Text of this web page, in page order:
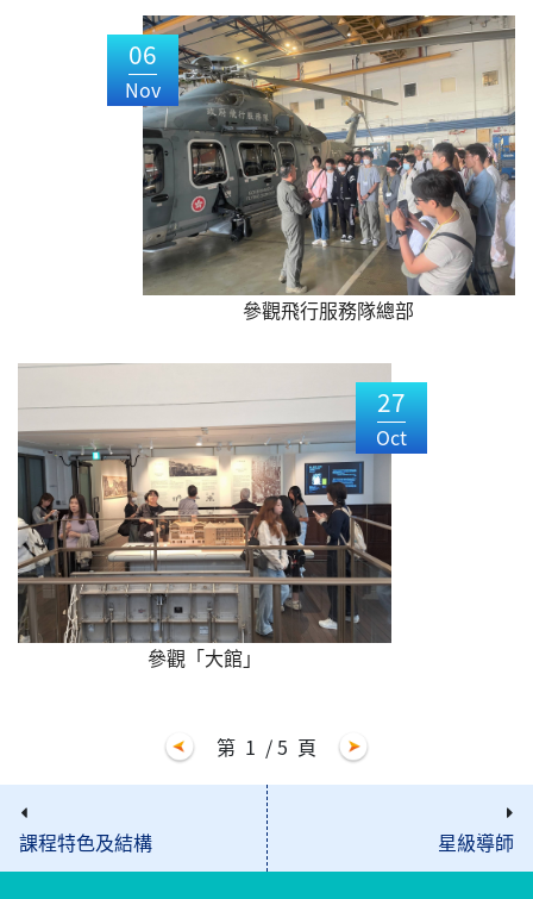
06
Nov
參觀飛行服務隊總部
27
Oct
參觀「大館」
第 1 / 5 頁
課程特色及結構 星級導師